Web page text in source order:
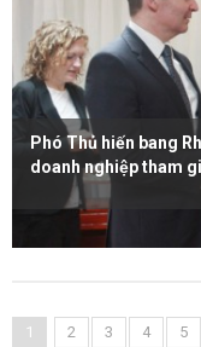
Phó Thủ hiến bang
doanh nghiệp tham
1 2 3 4 5